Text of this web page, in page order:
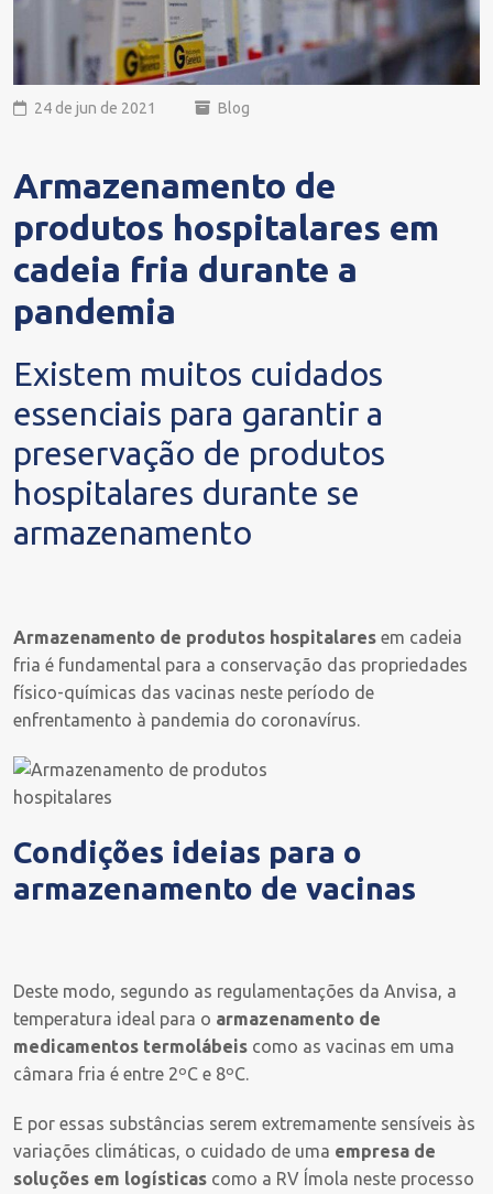
24 de jun de 2021 Blog
Armazenamento de
produtos hospitalares em
cadeia fria durante a
pandemia
Existem muitos cuidados
essenciais para garantir a
preservação de produtos
hospitalares durante se
armazenamento
Armazenamento de produtos hospitalares em cadeia
fria é fundamental para a conservação das propriedades
físico-químicas das vacinas neste período de
enfrentamento à pandemia do coronavírus.
Condições ideias para o
armazenamento de vacinas
Deste modo, segundo as regulamentações da Anvisa, a
temperatura ideal para o armazenamento de
medicamentos termolábeis como as vacinas em uma
câmara fria é entre 2ºC e 8ºC.
E por essas substâncias serem extremamente sensíveis às
variações climáticas, o cuidado de uma empresa de
soluções em logísticas como a RV Ímola neste processo